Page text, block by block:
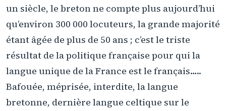
un siècle, le breton ne compte plus aujourd’hui
qu’environ 300 000 locuteurs, la grande majorité
étant âgée de plus de 50 ans ; c’est le triste
résultat de la politique française pour qui la
langue unique de la France est le français…..
Bafouée, méprisée, interdite, la langue
bretonne, dernière langue celtique sur le